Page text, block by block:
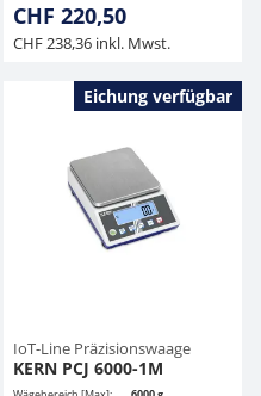
CHF 220,50
CHF 238,36 inkl. Mwst.
Eichung verfügbar
IoT-Line Präzisionswaage
KERN PCJ 6000-1M